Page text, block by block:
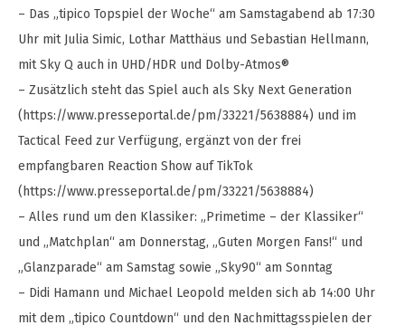
– Das „tipico Topspiel der Woche“ am Samstagabend ab 17:30
Uhr mit Julia Simic, Lothar Matthäus und Sebastian Hellmann,
mit Sky Q auch in UHD/HDR und Dolby-Atmos®
– Zusätzlich steht das Spiel auch als Sky Next Generation
(https://www.presseportal.de/pm/33221/5638884) und im
Tactical Feed zur Verfügung, ergänzt von der frei
empfangbaren Reaction Show auf TikTok
(https://www.presseportal.de/pm/33221/5638884)
– Alles rund um den Klassiker: „Primetime – der Klassiker“
und „Matchplan“ am Donnerstag, „Guten Morgen Fans!“ und
„Glanzparade“ am Samstag sowie „Sky90“ am Sonntag
– Didi Hamann und Michael Leopold melden sich ab 14:00 Uhr
mit dem „tipico Countdown“ und den Nachmittagsspielen der